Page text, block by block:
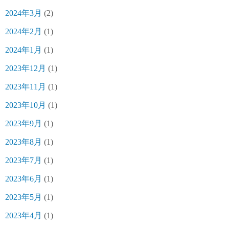
2024年3月 (2)
2024年2月 (1)
2024年1月 (1)
2023年12月 (1)
2023年11月 (1)
2023年10月 (1)
2023年9月 (1)
2023年8月 (1)
2023年7月 (1)
2023年6月 (1)
2023年5月 (1)
2023年4月 (1)